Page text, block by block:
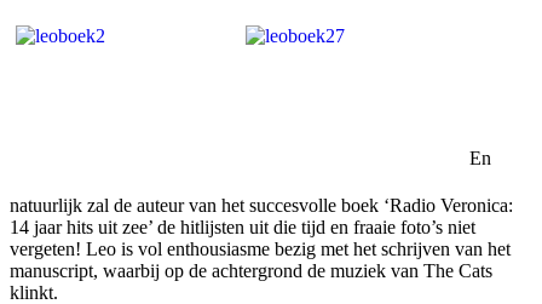
En
natuurlijk zal de auteur van het succesvolle boek ‘Radio Veronica:
14 jaar hits uit zee’ de hitlijsten uit die tijd en fraaie foto’s niet
vergeten! Leo is vol enthousiasme bezig met het schrijven van het
manuscript, waarbij op de achtergrond de muziek van The Cats
klinkt.